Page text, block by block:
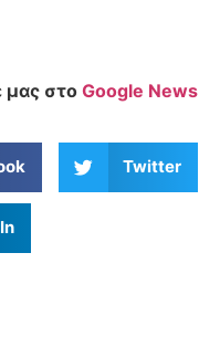
μας στοGoogle News
Twitter